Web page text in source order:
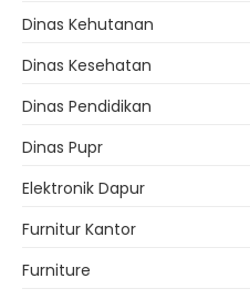
Dinas Kehutanan
Dinas Kesehatan
Dinas Pendidikan
Dinas Pupr
Elektronik Dapur
Furnitur Kantor
Furniture